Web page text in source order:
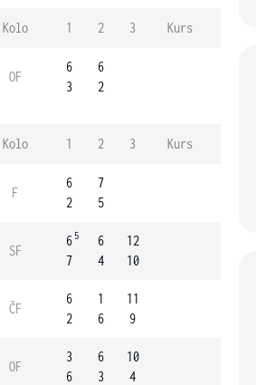
Kolo 1 2 3 Kurs
OF
6
3
6
2
Kolo 1 2 3 Kurs
F
6
2
7
5
SF
6 5
7
6
4
12
10
ČF
6
2
1
6
11
9
OF
3
6
6
3
10
4